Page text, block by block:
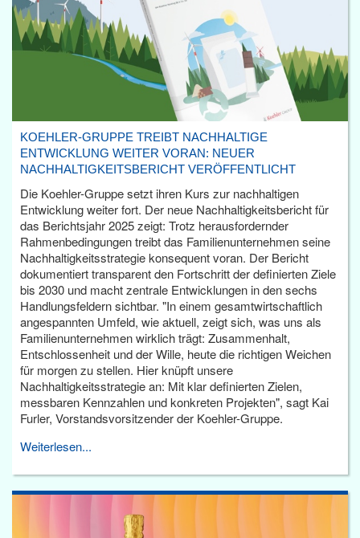
KOEHLER-GRUPPE TREIBT NACHHALTIGE
ENTWICKLUNG WEITER VORAN: NEUER
NACHHALTIGKEITSBERICHT VERÖFFENTLICHT
Die Koehler-Gruppe setzt ihren Kurs zur nachhaltigen
Entwicklung weiter fort. Der neue Nachhaltigkeitsbericht für
das Berichtsjahr 2025 zeigt: Trotz herausfordernder
Rahmenbedingungen treibt das Familienunternehmen seine
Nachhaltigkeitsstrategie konsequent voran. Der Bericht
dokumentiert transparent den Fortschritt der definierten Ziele
bis 2030 und macht zentrale Entwicklungen in den sechs
Handlungsfeldern sichtbar. "In einem gesamtwirtschaftlich
angespannten Umfeld, wie aktuell, zeigt sich, was uns als
Familienunternehmen wirklich trägt: Zusammenhalt,
Entschlossenheit und der Wille, heute die richtigen Weichen
für morgen zu stellen. Hier knüpft unsere
Nachhaltigkeitsstrategie an: Mit klar definierten Zielen,
messbaren Kennzahlen und konkreten Projekten", sagt Kai
Furler, Vorstandsvorsitzender der Koehler-Gruppe.
Weiterlesen...